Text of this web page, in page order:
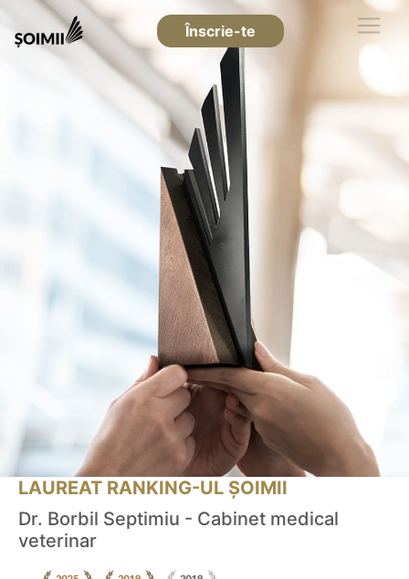
Înscrie-te
LAUREAT RANKING-UL ȘOIMII
Dr. Borbil Septimiu - Cabinet medical
veterinar